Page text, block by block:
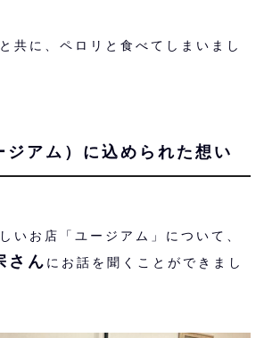
共に、ペロリと食べてしまいまし
アム）に込められた想い
いお店「ユージアム」について、
さん にお話を聞くことができまし